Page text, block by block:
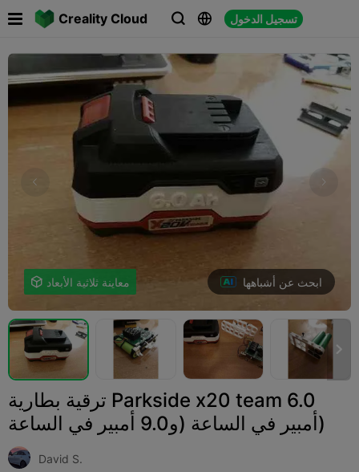
Creality Cloud   تسجيل الدخول

 معاينة ثلاثية الأبعاد ابحث عن أشباهها

ترقية بطارية Parkside x20 team 6.0
أمبير في الساعة (و9.0 أمبير في الساعة)
David S.